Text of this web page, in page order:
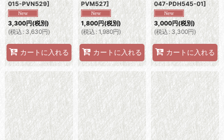
015-PVN529]
3,300円(税別)
(税込: 3,630円)
カートに入れる
PVM527]
1,800円(税別)
(税込: 1,980円)
カートに入れる
047-PDH545-01]
3,000円(税別)
(税込: 3,300円)
カートに入れる